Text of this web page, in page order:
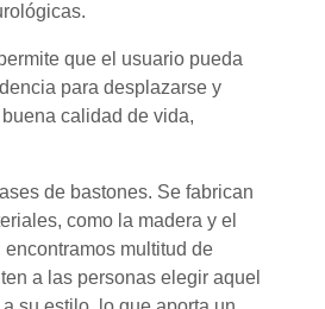
que el usuario pueda
para desplazarse y
calidad de vida,
de bastones. Se fabrican
como la madera y el
multitud de
a las personas elegir aquel